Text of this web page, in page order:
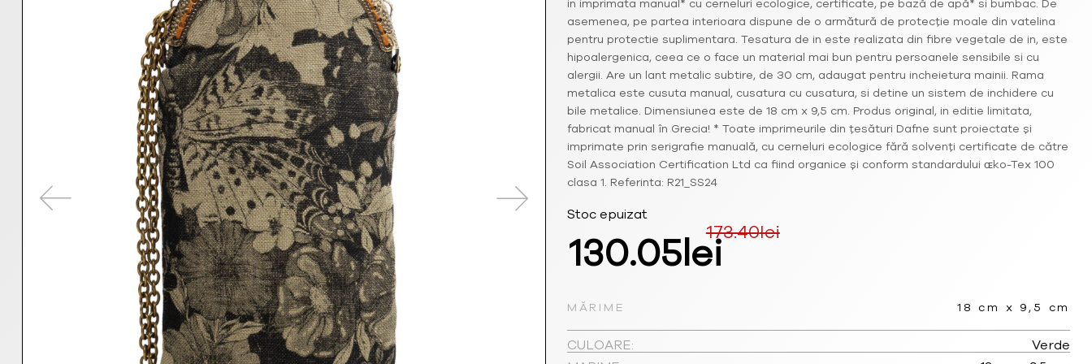
in imprimata manual* cu cerneluri ecologice, certificate, pe bază de apă* si bumbac. De
asemenea, pe partea interioara dispune de o armătură de protecție moale din vatelina
pentru protectie suplimentara. Tesatura de in este realizata din fibre vegetale de in, este
hipoalergenica, ceea ce o face un material mai bun pentru persoanele sensibile si cu
alergii. Are un lant metalic subtire, de 30 cm, adaugat pentru incheietura mainii. Rama
metalica este cusuta manual, cusatura cu cusatura, si detine un sistem de inchidere cu
bile metalice. Dimensiunea este de 18 cm x 9,5 cm. Produs original, in editie limitata,
fabricat manual în Grecia! * Toate imprimeurile din țesături Dafne sunt proiectate și
imprimate prin serigrafie manuală, cu cerneluri ecologice fără solvenți certificate de către
Soil Association Certification Ltd ca fiind organice și conform standardului ɶko-Tex 100
clasa 1. Referinta: R21_SS24
173.40lei
Prețul
inițial
a
130.05leiPrețul
este:
MĂRIME 18 cm x 9,5 cm
CULOARE:
Verde
Stoc epuizat